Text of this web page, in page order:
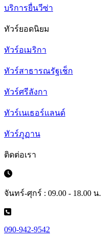
บริการยื่นวีซ่า
ทัวร์ยอดนิยม
ทัวร์อเมริกา
ทัวร์สาธารณรัฐเช็ก
ทัวร์ศรีลังกา
ทัวร์เนเธอร์แลนด์
ทัวร์ภูฏาน
ติดต่อเรา
จันทร์-ศุกร์ : 09.00 - 18.00 น.
090-942-9542